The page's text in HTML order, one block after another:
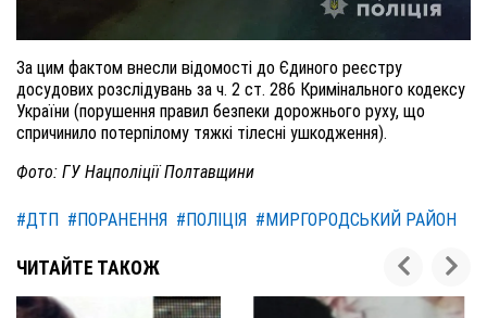
За цим фактом внесли відомості до Єдиного реєстру
досудових розслідувань за ч. 2 ст. 286 Кримінального кодексу
України (порушення правил безпеки дорожнього руху, що
спричинило потерпілому тяжкі тілесні ушкодження).
Фото: ГУ Нацполіції Полтавщини
#ДТП #ПОРАНЕННЯ #ПОЛІЦІЯ #МИРГОРОДСЬКИЙ РАЙОН
ЧИТАЙТЕ ТАКОЖ